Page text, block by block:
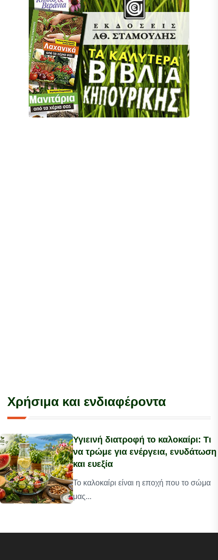
Χρήσιμα και ενδιαφέροντα
Υγιεινή διατροφή το καλοκαίρι: Τι
να τρώμε για ενέργεια, ενυδάτωση
και ευεξία
Το καλοκαίρι είναι η εποχή που το σώμα
μας...